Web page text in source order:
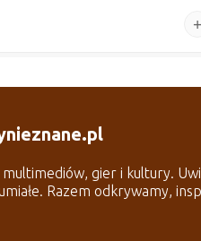
gier i kultury.
Razem odkrywamy,